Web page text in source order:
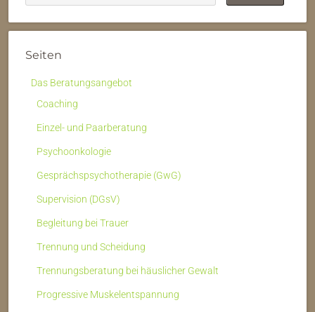
Seiten
Das Beratungsangebot
Coaching
Einzel- und Paarberatung
Psychoonkologie
Gesprächspsychotherapie (GwG)
Supervision (DGsV)
Begleitung bei Trauer
Trennung und Scheidung
Trennungsberatung bei häuslicher Gewalt
Progressive Muskelentspannung